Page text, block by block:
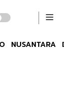
NUSANTARA